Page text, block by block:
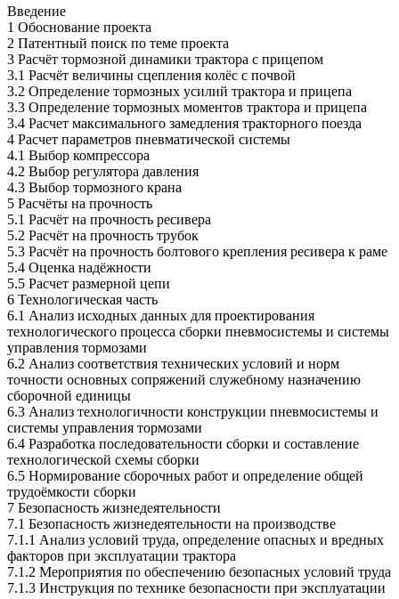
Введение
1 Обоснование проекта
2 Патентный поиск по теме проекта
3 Расчёт тормозной динамики трактора с прицепом
3.1 Расчёт величины сцепления колёс с почвой
3.2 Определение тормозных усилий трактора и прицепа
3.3 Определение тормозных моментов трактора и прицепа
3.4 Расчет максимального замедления тракторного поезда
4 Расчет параметров пневматической системы
4.1 Выбор компрессора
4.2 Выбор регулятора давления
4.3 Выбор тормозного крана
5 Расчёты на прочность
5.1 Расчёт на прочность ресивера
5.2 Расчёт на прочность трубок
5.3 Расчёт на прочность болтового крепления ресивера к раме
5.4 Оценка надёжности
5.5 Расчет размерной цепи
6 Технологическая часть
6.1 Анализ исходных данных для проектирования
технологического процесса сборки пневмосистемы и системы
управления тормозами
6.2 Анализ соответствия технических условий и норм
точности основных сопряжений служебному назначению
сборочной единицы
6.3 Анализ технологичности конструкции пневмосистемы и
системы управления тормозами
6.4 Разработка последовательности сборки и составление
технологической схемы сборки
6.5 Нормирование сборочных работ и определение общей
трудоёмкости сборки
7 Безопасность жизнедеятельности
7.1 Безопасность жизнедеятельности на производстве
7.1.1 Анализ условий труда, определение опасных и вредных
факторов при эксплуатации трактора
7.1.2 Мероприятия по обеспечению безопасных условий труда
7.1.3 Инструкция по технике безопасности при эксплуатации